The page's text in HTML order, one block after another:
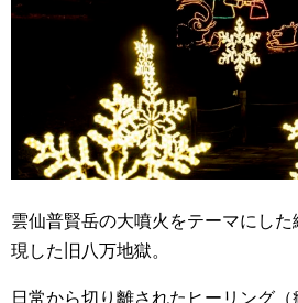
雲仙普賢岳の大噴火をテーマにし
現した旧八万地獄。
日常から切り離されたヒーリング